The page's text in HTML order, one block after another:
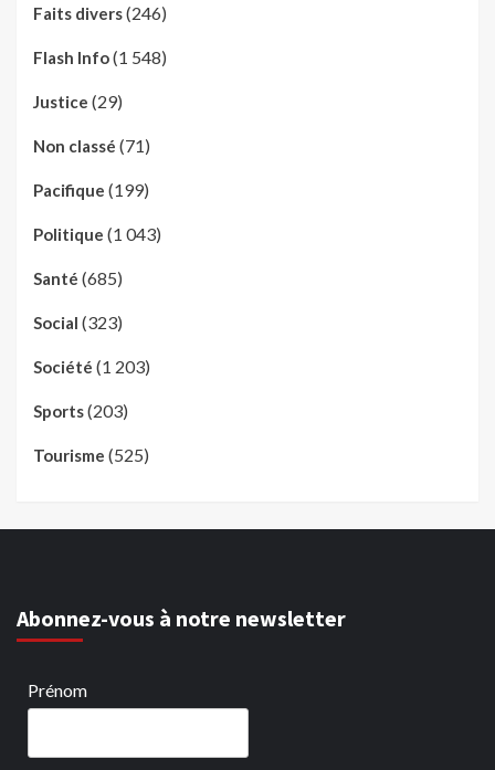
Faits divers(246)
Flash Info(1 548)
Justice (29)
Non classé (71)
Pacifique (199)
Politique (1 043)
Santé (685)
Social (323)
Société (1 203)
Sports(203)
Tourisme (525)
Abonnez-vous à notre newsletter
Prénom